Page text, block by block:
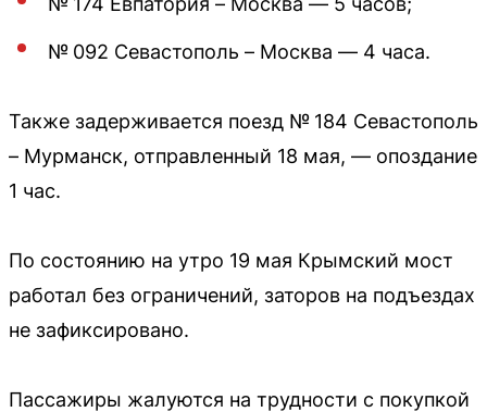
№ 092 Севастополь – Москва — 4 часа.
Также задерживается поезд № 184 Севастополь
– Мурманск, отправленный 18 мая, — опоздание
1 час.
По состоянию на утро 19 мая Крымский мост
работал без ограничений, заторов на подъездах
не зафиксировано.
Пассажиры жалуются на трудности с покупкой